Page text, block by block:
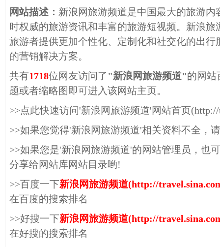
网站描述： 新浪网旅游频道是中国最大的旅游
时权威的旅游资讯和丰富的旅游短视频。新浪
旅游者提供更加个性化、定制化和社交化的出
的营销解决方案。
共有1718位网友访问了 "新浪网旅游频道"的网站
题或者缩略图即可进入该网站主页。
>>点此快速访问'新浪网旅游频道'网站首页(http://
>>如果您觉得'新浪网旅游频道'相关资料不全，
>>如果您是'新浪网旅游频道'的网站管理员，也
分享给网站库网站目录哟!
>>百度一下新浪网旅游频道(http://
在百度的搜索排名
>>好搜一下新浪网旅游频道(http://
在好搜的搜索排名